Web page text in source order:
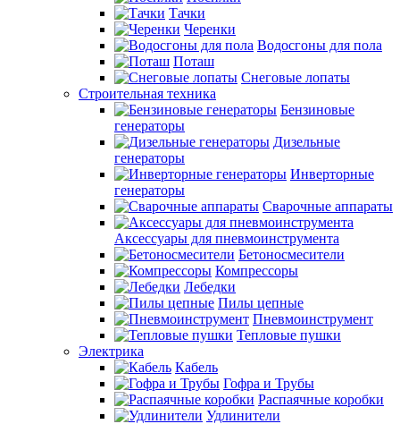
Тачки
Черенки
Водосгоны для пола
Поташ
Снеговые лопаты
Строительная техника
Бензиновые
генераторы
Дизельные
генераторы
Инверторные
генераторы
Сварочные аппараты
Аксессуары для пневмоинструмента
Бетоносмесители
Компрессоры
Лебедки
Пилы цепные
Пневмоинструмент
Тепловые пушки
Электрика
Кабель
Гофра и Трубы
Распаячные коробки
Удлинители